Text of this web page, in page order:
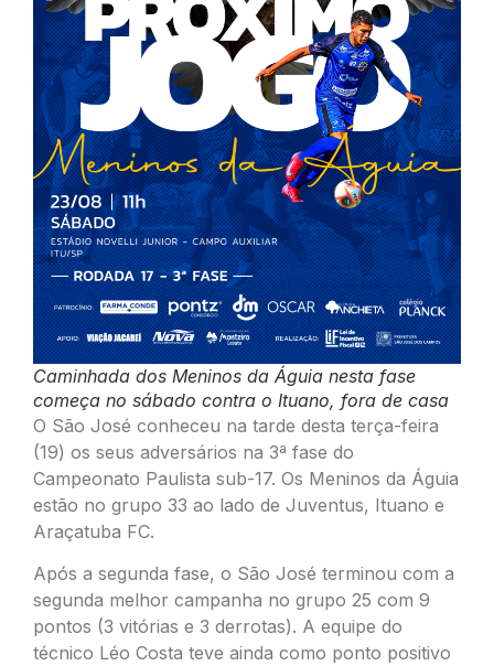
Caminhada dos Meninos da Águia nesta fase
começa no sábado contra o Ituano, fora de casa
O São José conheceu na tarde desta terça-feira
(19) os seus adversários na 3ª fase do
Campeonato Paulista sub-17. Os Meninos da Águia
estão no grupo 33 ao lado de Juventus, Ituano e
Araçatuba FC.
Após a segunda fase, o São José terminou com a
segunda melhor campanha no grupo 25 com 9
pontos (3 vitórias e 3 derrotas). A equipe do
técnico Léo Costa teve ainda como ponto positivo